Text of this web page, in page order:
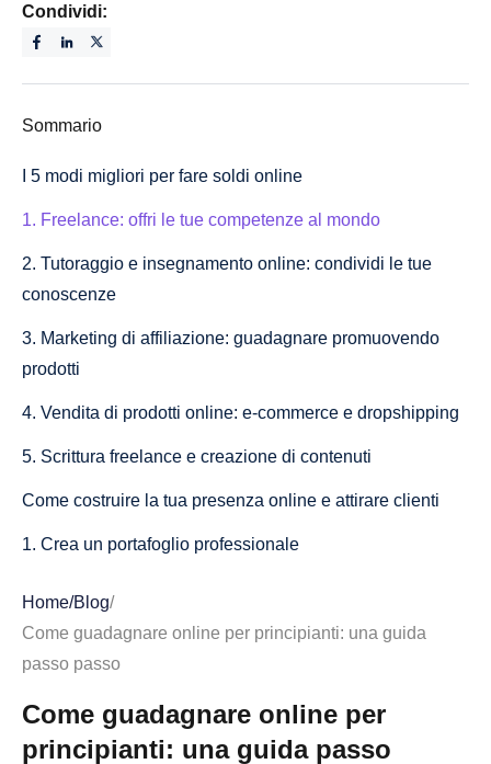
Condividi:
Sommario
I 5 modi migliori per fare soldi online
1. Freelance: offri le tue competenze al mondo
2. Tutoraggio e insegnamento online: condividi le tue
conoscenze
3. Marketing di affiliazione: guadagnare promuovendo
prodotti
4. Vendita di prodotti online: e-commerce e dropshipping
5. Scrittura freelance e creazione di contenuti
Come costruire la tua presenza online e attirare clienti
1. Crea un portafoglio professionale
3. Crea un sito Web o un blog personale
4. Sfrutta i social media per costruire la tua rete
5. Fai rete e unisciti alle comunità online
Home/Blog/
Come guadagnare online per principianti: una guida
passo passo
Come guadagnare online per
principianti: una guida passo